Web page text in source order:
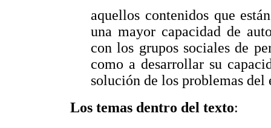
aquellos contenidos que
una mayor capacidad de
con los grupos sociales de
como a desarrollar su
solución de los problemas del
Los temas dentro del texto: